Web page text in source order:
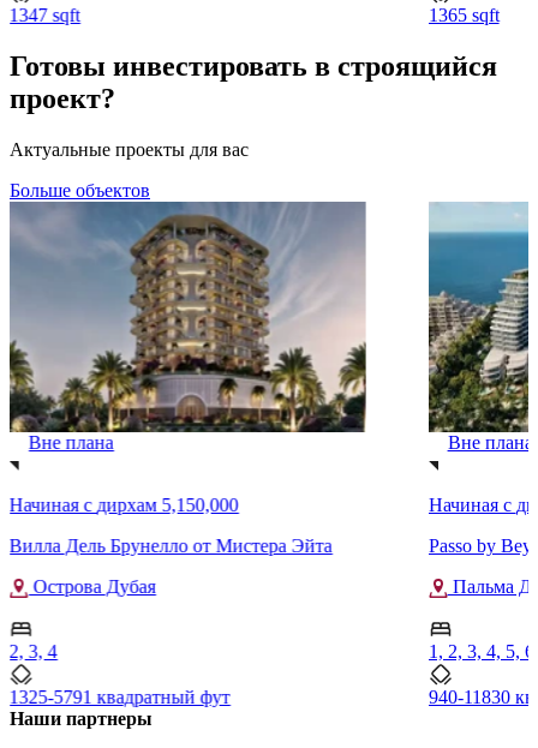
1347 sqft 1365 sqft
Готовы инвестировать в строящийся
проект?
Актуальные проекты для вас
Больше объектов
Вне плана
Начиная с дирхам 5,150,000
Вилла Дель Брунелло от Мистера Эйта
Острова Дубая
2, 3, 4
1325-5791 квадратный фут
Вне плана
Начиная с
Passo by
Пальма
1, 2, 3, 4, 5, 6
940-11830
Наши партнеры